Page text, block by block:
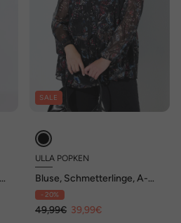
SALE
ULLA POPKEN
Bluse, Schmetterlinge, A-
Linie, V-Ausschnitt, Langarm
- 20%
49,99€ 39,99€